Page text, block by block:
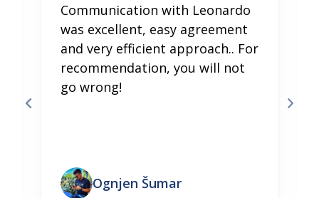
Communication with Leonardo
was excellent, easy agreement
and very efficient approach.. For
recommendation, you will not
go wrong!
Ognjen Šumar